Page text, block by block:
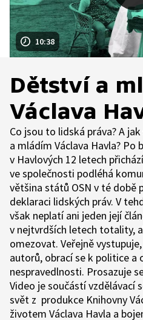
10:38
Dětství a
Václava
Co jsou to lidská práva? A
a mládím Václava Havla?
v Havlových 12 letech
ve společnosti podléhá
většina států OSN v té době
deklaraci lidských práv. V
však neplatí ani jeden její
v nejtvrdších letech totality,
omezovat. Veřejně
autorů, obrací se k politice a
nespravedlnosti. Prosazuje
Video je součástí vzdělávací
svět z produkce Knihovny
životem Václava Havla a